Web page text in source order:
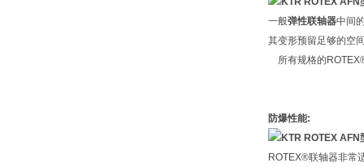
一般弹性联轴器中间
其变形预留足够的空
所有规格的
防爆性能:
ROTEX®联轴器非常